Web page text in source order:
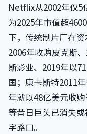
Netflix从2002年仅5
为2025年市值超
下，传统制片厂在
2006年收购皮克斯
斯影业、2019年以
国；康卡斯特2011
年就以48亿美元收
等昔日巨头已消失
字路口。